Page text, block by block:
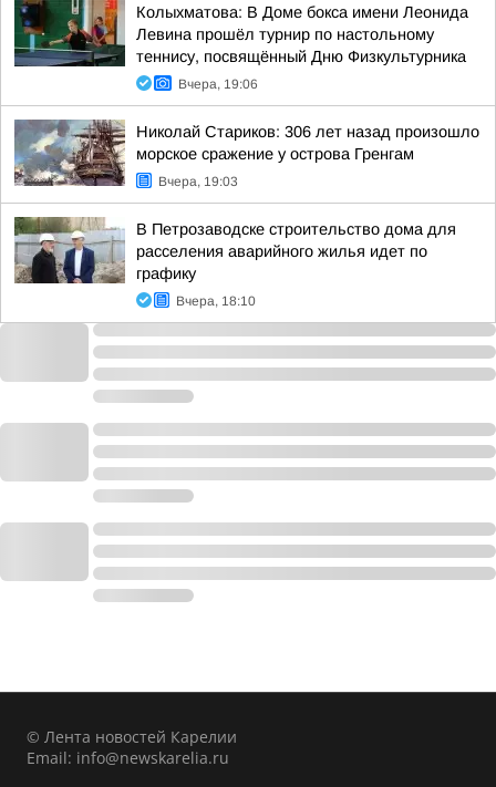
Колыхматова: В Доме бокса имени Леонида
Левина прошёл турнир по настольному
теннису, посвящённый Дню Физкультурника
Вчера, 19:06
Николай Стариков: 306 лет назад произошло
морское сражение у острова Гренгам
Вчера, 19:03
В Петрозаводске строительство дома для
расселения аварийного жилья идет по
графику
Вчера, 18:10
© Лента новостей Карелии
Email: info@newskarelia.ru